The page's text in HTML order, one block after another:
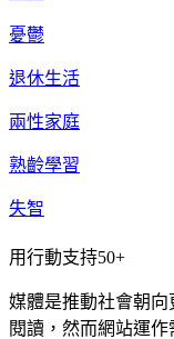
憂鬱
退休生活
兩性家庭
熟齡學習
失智
用行動支持50+
媒體是推動社會朝向
閱讀，然而網站運